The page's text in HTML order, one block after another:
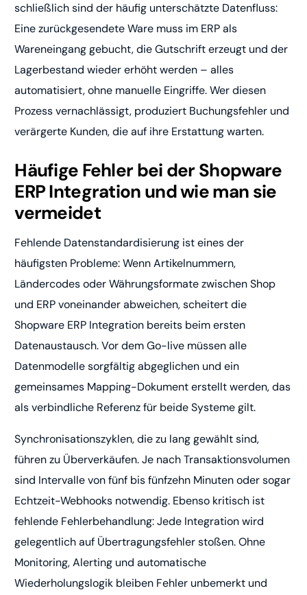
schließlich sind der häufig unterschätzte Datenfluss:
Eine zurückgesendete Ware muss im ERP als
Wareneingang gebucht, die Gutschrift erzeugt und der
Lagerbestand wieder erhöht werden – alles
automatisiert, ohne manuelle Eingriffe. Wer diesen
Prozess vernachlässigt, produziert Buchungsfehler und
verärgerte Kunden, die auf ihre Erstattung warten.
Häufige Fehler bei der Shopware
ERP Integration und wie man sie
vermeidet
Fehlende Datenstandardisierung ist eines der
häufigsten Probleme: Wenn Artikelnummern,
Ländercodes oder Währungsformate zwischen Shop
und ERP voneinander abweichen, scheitert die
Shopware ERP Integration bereits beim ersten
Datenaustausch. Vor dem Go-live müssen alle
Datenmodelle sorgfältig abgeglichen und ein
gemeinsames Mapping-Dokument erstellt werden, das
als verbindliche Referenz für beide Systeme gilt.
Synchronisationszyklen, die zu lang gewählt sind,
führen zu Überverkäufen. Je nach Transaktionsvolumen
sind Intervalle von fünf bis fünfzehn Minuten oder sogar
Echtzeit-Webhooks notwendig. Ebenso kritisch ist
fehlende Fehlerbehandlung: Jede Integration wird
gelegentlich auf Übertragungsfehler stoßen. Ohne
Monitoring, Alerting und automatische
Wiederholungslogik bleiben Fehler unbemerkt und